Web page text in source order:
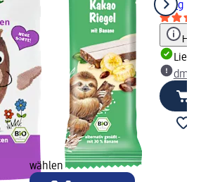
wählen
120 g
dm